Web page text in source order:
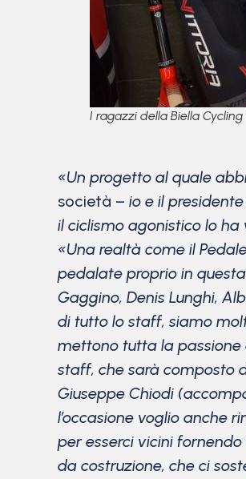
I ragazzi della Biella
«Un progetto al quale
società – io e il
il ciclismo agonistico lo
«Una realtà come il
pedalate proprio in
Gaggino, Denis Lunghi,
di tutto lo staff, siamo
mettono tutta la passione
staff, che sarà composto
Giuseppe Chiodi
l’occasione voglio anche
per esserci vicini
da costruzione, che ci